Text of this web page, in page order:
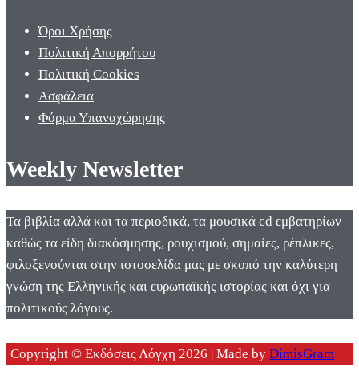
Όροι Χρήσης
Πολιτική Απορρήτου
Πολιτική Cookies
Ασφάλεια
Φόρμα Υπαναχώρησης
Weekly Newsletter
Τα βιβλία αλλά και τα περιοδικά, τα μουσικά cd εμβατηρίων
καθώς τα είδη διακόσμησης, ρουχισμού, σημαίες, ρέπλικες,
φιλοξενούνται στην ιστοσελίδα μας με σκοπό την καλύτερη
γνώση της Ελληνικής και ευρωπαϊκής ιστορίας και όχι για
πολιτικούς λόγους.
Copyright © Εκδόσεις Λόγχη 2026 | Made by DimisGram